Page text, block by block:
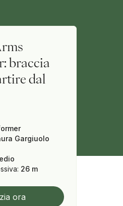
braccia
dal
Gargiuolo
: 26 m
ora